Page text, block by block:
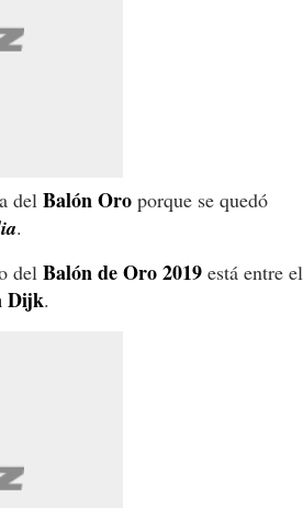
del Balón Oro porque se quedó
.
del Balón de Oro 2019 está entre el
Dijk.